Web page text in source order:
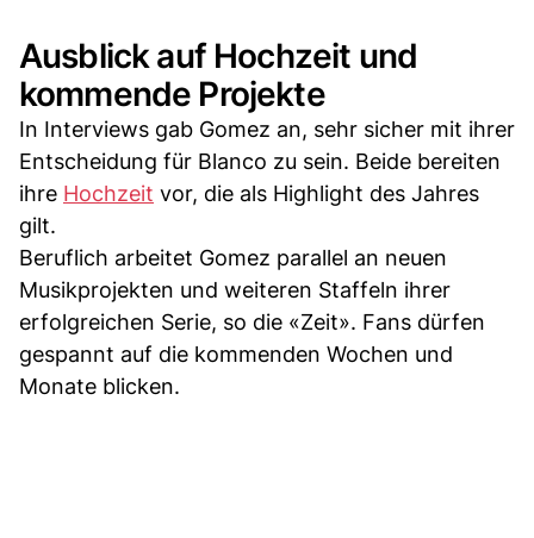
Ausblick auf Hochzeit und
kommende Projekte
In Interviews gab Gomez an, sehr sicher mit ihrer
Entscheidung für Blanco zu sein. Beide bereiten
ihre Hochzeit vor, die als Highlight des Jahres
gilt.
Beruflich arbeitet Gomez parallel an neuen
Musikprojekten und weiteren Staffeln ihrer
erfolgreichen Serie, so die «Zeit». Fans dürfen
gespannt auf die kommenden Wochen und
Monate blicken.